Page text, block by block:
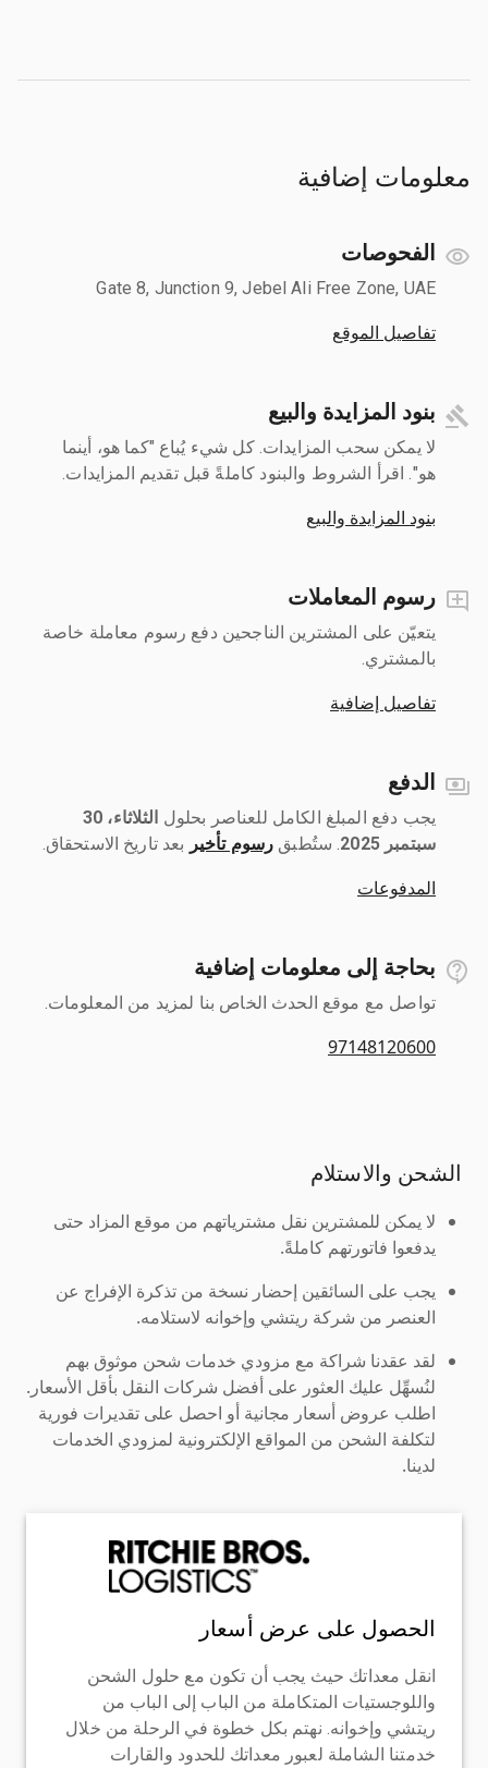
معلومات إضافية
الفحوصات
Gate 8, Junction 9, Jebel Ali Free Zone, UAE
تفاصيل الموقع
بنود المزايدة والبيع
لا يمكن سحب المزايدات. كل شيء يُباع "كما هو، أينما
هو". اقرأ الشروط والبنود كاملةً قبل تقديم المزايدات.
بنود المزايدة والبيع
رسوم المعاملات
يتعيّن على المشترين الناجحين دفع رسوم معاملة خاصة
بالمشتري.
تفاصيل إضافية
الدفع
يجب دفع المبلغ الكامل للعناصر بحلول ‎
الثلاثاء، 30
سبتمبر 2025
‎. ستُطبق رسوم تأخير بعد تاريخ الاستحقاق.
المدفوعات
بحاجة إلى معلومات إضافية
تواصل مع موقع الحدث الخاص بنا لمزيد من المعلومات.
97148120600
الشحن والاستلام
لا يمكن للمشترين نقل مشترياتهم من موقع المزاد حتى
يدفعوا فاتورتهم كاملةً.
يجب على السائقين إحضار نسخة من تذكرة الإفراج عن
العنصر من شركة ريتشي وإخوانه لاستلامه.
لقد عقدنا شراكة مع مزودي خدمات شحن موثوق بهم
لنُسهِّل عليك العثور على أفضل شركات النقل بأقل الأسعار.
اطلب عروض أسعار مجانية أو احصل على تقديرات فورية
لتكلفة الشحن من المواقع الإلكترونية لمزودي الخدمات
لدينا.
الحصول على عرض أسعار
انقل معداتك حيث يجب أن تكون مع حلول الشحن
واللوجستيات المتكاملة من الباب إلى الباب من
ريتشي وإخوانه. نهتم بكل خطوة في الرحلة من خلال
خدمتنا الشاملة لعبور معداتك للحدود والقارات